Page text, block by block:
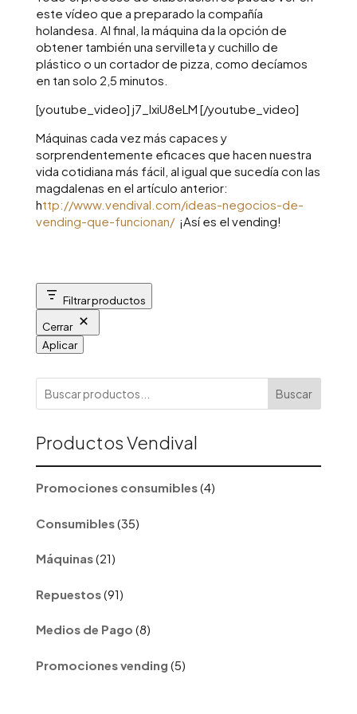
este vídeo que a preparado la compañía
holandesa. Al final, la máquina da la opción de
obtener también una servilleta y cuchillo de
plástico o un cortador de pizza, como decíamos
en tan solo 2,5 minutos.
[youtube_video] j7_lxiU8eLM [/youtube_video]
Máquinas cada vez más capaces y
sorprendentemente eficaces que hacen nuestra
vida cotidiana más fácil, al igual que sucedía con las
magdalenas en el artículo anterior:
http://www.vendival.com/ideas-negocios-de-
vending-que-funcionan/¡Así es el vending!
Filtrar productos
Cerrar
Aplicar
Buscar
Productos Vendival
Promociones consumibles 44
productos
Consumibles 35
productos
Máquinas 2121
productos
Repuestos 91
productos
Medios de Pago 88
productos
Promociones vending 5
productos